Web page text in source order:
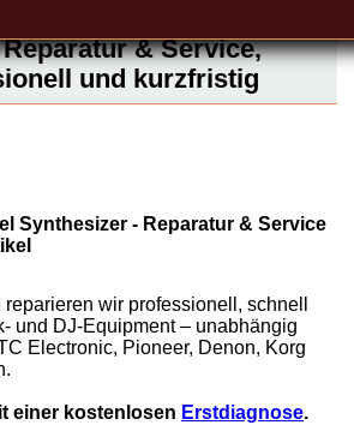
& Service,
und kurzfristig
Synthesizer - Reparatur & Service
wir professionell, schnell
und DJ-Equipment – unabhängig
Electronic, Pioneer, Denon, Korg
einer kostenlosen Erstdiagnose.